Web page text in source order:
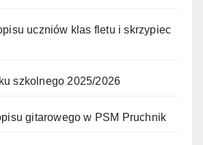
uczniów klas fletu i skrzypiec
szkolnego 2025/2026
gitarowego w PSM Pruchnik